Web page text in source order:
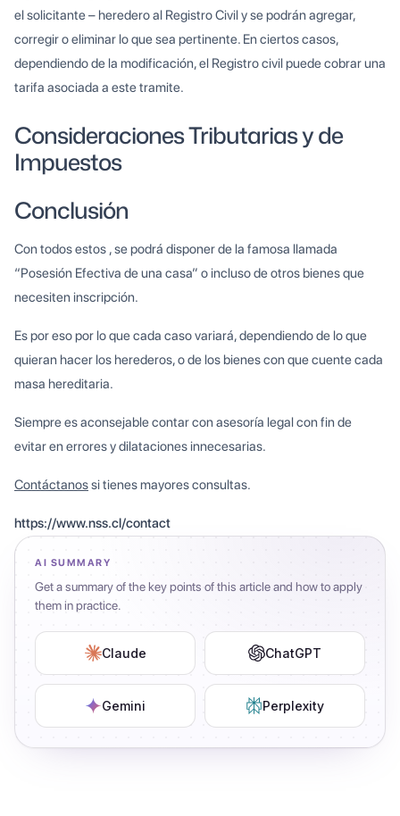
el solicitante – heredero al Registro Civil y se podrán agregar,
corregir o eliminar lo que sea pertinente. En ciertos casos,
dependiendo de la modificación, el Registro civil puede cobrar una
tarifa asociada a este tramite.
Consideraciones Tributarias y de
Impuestos
Conclusión
Con todos estos , se podrá disponer de la famosa llamada
“Posesión Efectiva de una casa” o incluso de otros bienes que
necesiten inscripción.
Es por eso por lo que cada caso variará, dependiendo de lo que
quieran hacer los herederos, o de los bienes con que cuente cada
masa hereditaria.
Siempre es aconsejable contar con asesoría legal con fin de
evitar en errores y dilataciones innecesarias.
Contáctanossi tienes mayores consultas.
https://www.nss.cl/contact
AI SUMMARY
Get a summary of the key points of this article and how to apply
them in practice.
Claude ChatGPT
Gemini Perplexity